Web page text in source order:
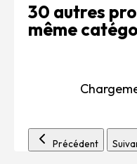
30 autres
même
Précédent